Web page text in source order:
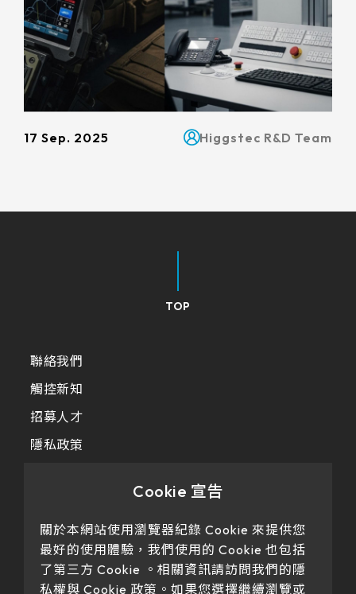
17 Sep. 2025 Higgstec R&D Team
TOP
聯絡我們
觸控新知
招募人才
隱私政策
Our products have passed certification
Cookie 宣告
關於本網站使用瀏覽器紀錄 Cookie 來提供您
最好的使用體驗，我們使用的 Cookie 也包括
了第三方 Cookie 。相關資訊請訪問我們的隱
私權與 Cookie 政策。如果您選擇繼續瀏覽或